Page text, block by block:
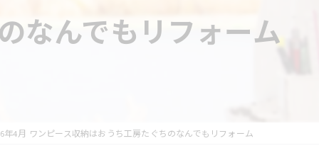
内装
なんでもリフォーム
年4月 ワンピース収納はおうち工房たぐちのなんでもリフォーム